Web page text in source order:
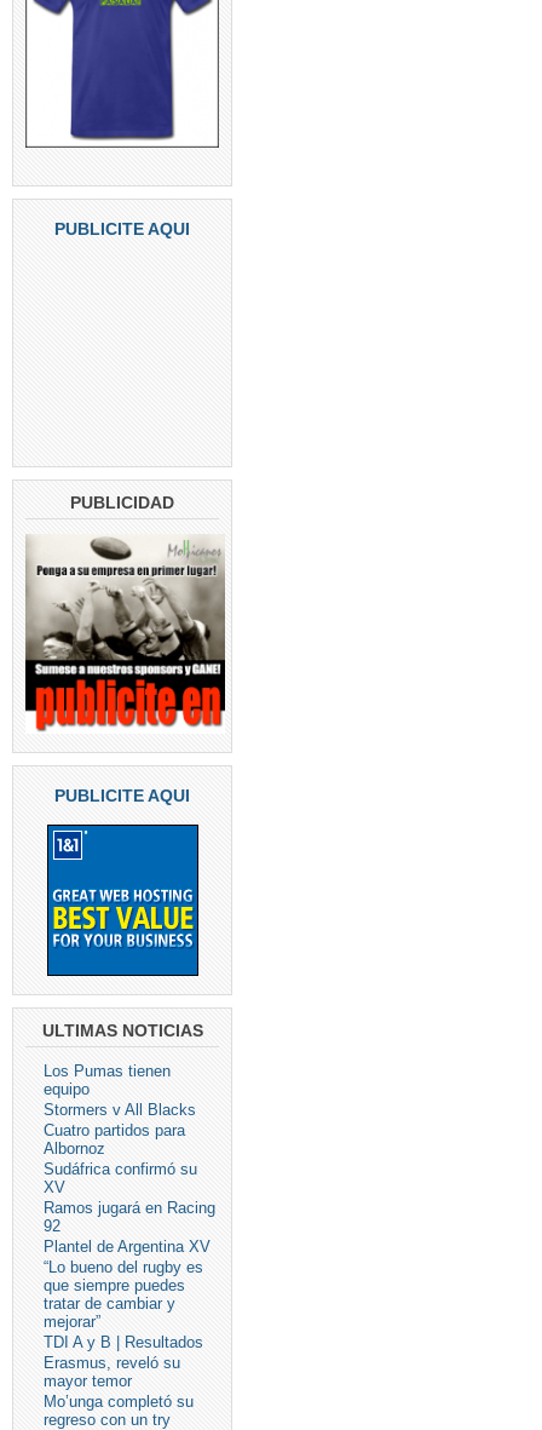
PUBLICITE AQUI
PUBLICIDAD
PUBLICITE AQUI
ULTIMAS NOTICIAS
Los Pumas tienen
equipo
Stormers v All Blacks
Cuatro partidos para
Albornoz
Sudáfrica confirmó su
XV
Ramos jugará en Racing
92
Plantel de Argentina XV
“Lo bueno del rugby es
que siempre puedes
tratar de cambiar y
mejorar”
TDI A y B | Resultados
Erasmus, reveló su
mayor temor
Mo’unga completó su
regreso con un try